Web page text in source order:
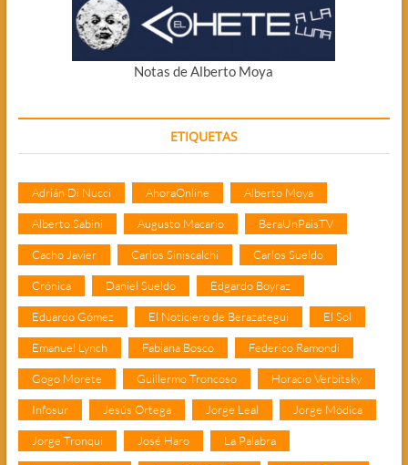
Notas de Alberto Moya
ETIQUETAS
Adrián Di Nucci AhoraOnline Alberto Moya
Alberto Sabini Augusto Macario BeraUnPaisTV
Cacho Javier Carlos Siniscalchi Carlos Sueldo
Crónica Daniel Sueldo Edgardo Boyraz
Eduardo Gómez El Noticiero de Berazategui El Sol
Emanuel Lynch Fabiana Bosco Federico Ramondi
Gogo Morete Guillermo Troncoso Horacio Verbitsky
Infosur Jesús Ortega Jorge Leal Jorge Módica
Jorge Tronqui José Haro La Palabra